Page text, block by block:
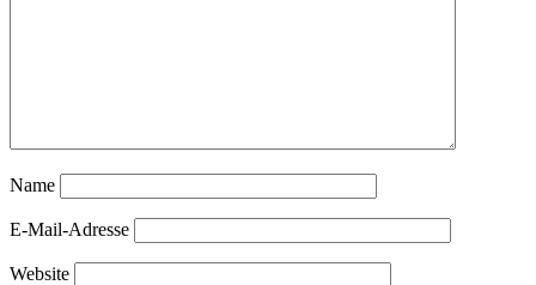
Name
E-Mail-Adresse
Website